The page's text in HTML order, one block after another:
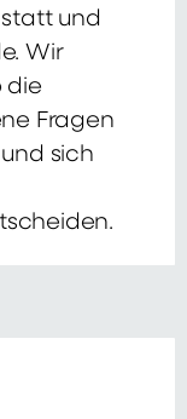
und
Wir
die
Fragen
sich